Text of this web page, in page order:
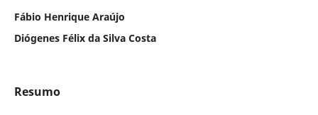
Fábio Henrique Araújo
Diógenes Félix da Silva Costa
Resumo